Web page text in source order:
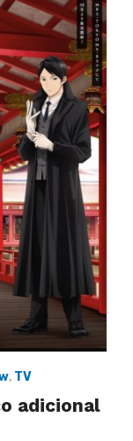
, TV
adicional